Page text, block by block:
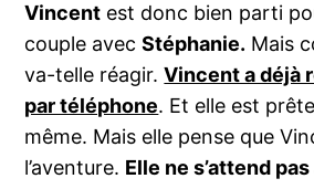
Vincent est donc bien parti
couple avecStéphanie. Mais
va-telle réagir.Vincent a déjà
par téléphone. Et elle est
même. Mais elle pense que
l’aventure. Elle ne s’attend